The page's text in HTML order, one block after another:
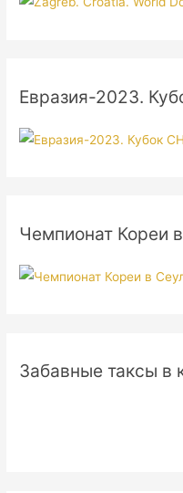
Евразия-2023.
Чемпионат Кореи
Забавные таксы в